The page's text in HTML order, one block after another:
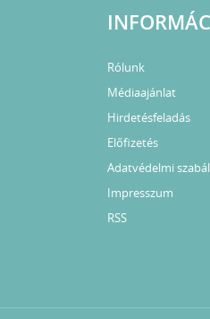
Rólunk
Médiaajánlat
Hirdetésfeladás
Előfizetés
Adatvédelmi
Impresszum
RSS